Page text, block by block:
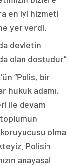
en iyi hizmeti
yer verdi.
devletin
olan dostudur”
“Polis, bir
hukuk adamı,
ile devam
olma
Polisin
anayasal